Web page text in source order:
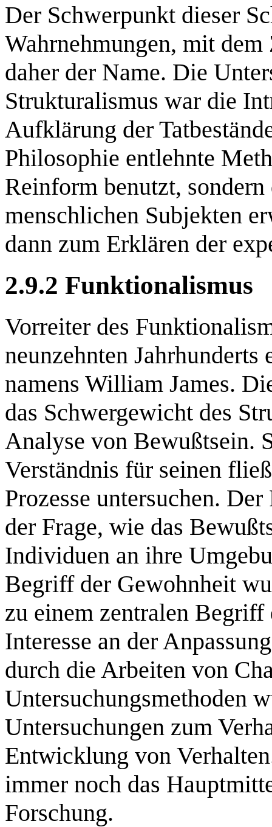
Der Schwerpunkt dieser
Wahrnehmungen, mit
daher der Name. Die
Strukturalismus war die
Aufklärung der
Philosophie entlehnte
Reinform benutzt,
menschlichen Subjekten
dann zum Erklären der
2.9.2 Funktionalismus
Vorreiter des
neunzehnten
namens William James.
das Schwergewicht des
Analyse von Bewußtsein.
Verständnis für seinen
Prozesse untersuchen.
der Frage, wie das
Individuen an ihre
Begriff der Gewohnheit
zu einem zentralen
Interesse an der
durch die Arbeiten von
Untersuchungsmethoden
Untersuchungen zum
Entwicklung von
immer noch das
Forschung.